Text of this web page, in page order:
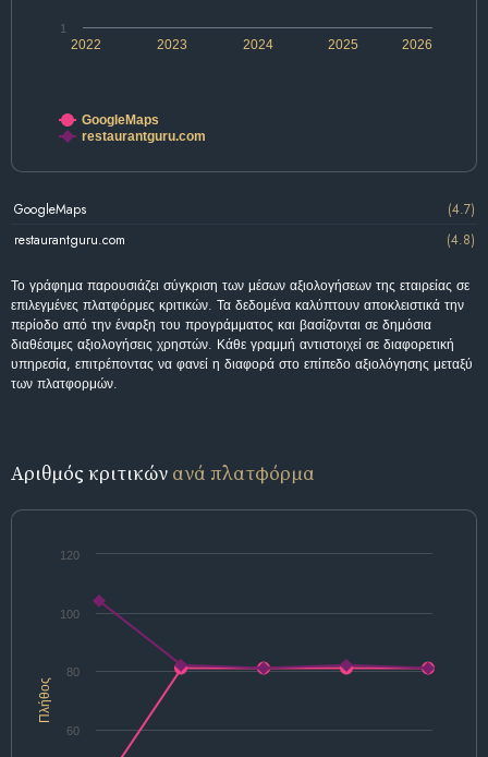
2022 2024 2026
2023 2025
1
GoogleMaps
restaurantguru.com
GoogleMaps
(4.7)
restaurantguru.com
(4.8)
Το γράφημα παρουσιάζει σύγκριση των μέσων αξιολογήσεων της εταιρείας σε
επιλεγμένες πλατφόρμες κριτικών. Τα δεδομένα καλύπτουν αποκλειστικά την
περίοδο από την έναρξη του προγράμματος και βασίζονται σε δημόσια
διαθέσιμες αξιολογήσεις χρηστών. Κάθε γραμμή αντιστοιχεί σε διαφορετική
υπηρεσία, επιτρέποντας να φανεί η διαφορά στο επίπεδο αξιολόγησης μεταξύ
των πλατφορμών.
Αριθμός κριτικών ανά πλατφόρμα
Πλήθος
60
80
100
120